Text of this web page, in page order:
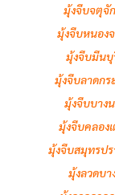
มุ้งจีบจตุจั
มุ้งจีบหนอง
มุ้งจีบมีนบุ
มุ้งจีบลาดกร
มุ้งจีบบาง
มุ้งจีบคลอง
มุ้งจีบสมุทรปร
มุ้งลวดบา